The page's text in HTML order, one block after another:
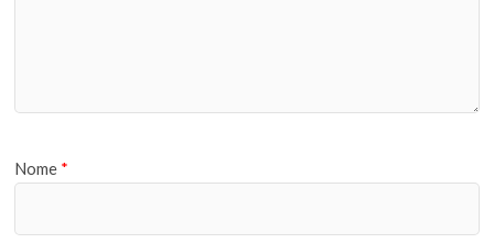
Nome *